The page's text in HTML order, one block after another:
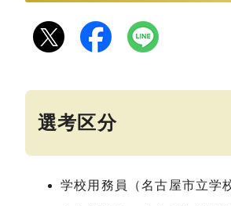
選考区分
学校用務員（名古屋市立学